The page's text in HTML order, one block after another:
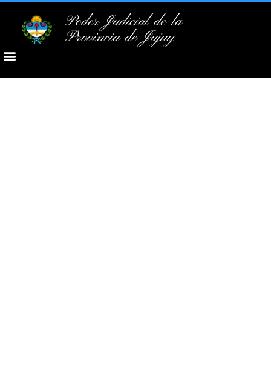
Poder Judicial de la
Provincia de Jujuy